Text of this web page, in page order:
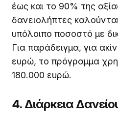
έως και το 90% της
δανειολήπτες
υπόλοιπο ποσοστό με
Για παράδειγμα, για
ευρώ, το πρόγραμμα
180.000 ευρώ.
4. Διάρκεια